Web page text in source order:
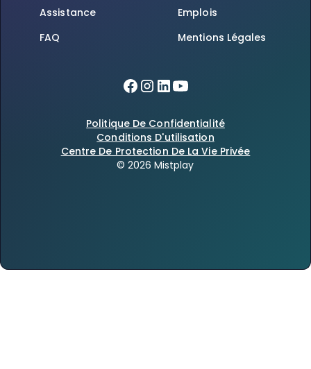
Assistance
FAQ
Emplois
Mentions Légales
Politique De Confidentialité
Conditions D'utilisation
Centre De Protection De La Vie Privée
© 2026 Mistplay